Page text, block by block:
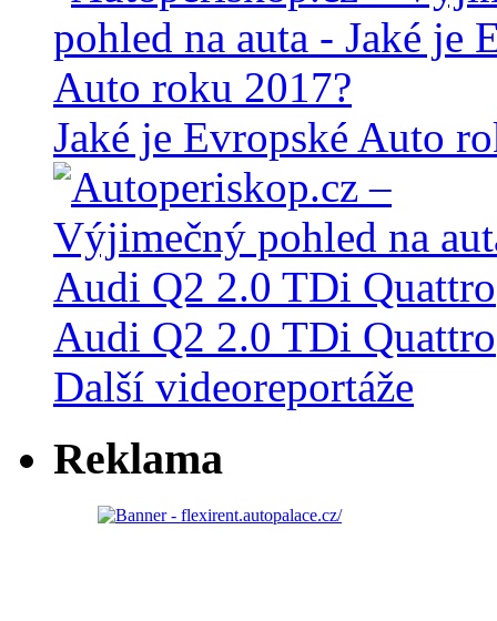
Jaké je Evropské Auto
Audi Q2 2.0 TDi Quattro
Další videoreportáže
Reklama